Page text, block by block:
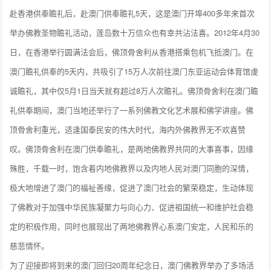
赴香港供奉瞻礼后，赴澳门供奉瞻礼5天，这是澳门开埠400多年来首次
举办佛教圣物瞻礼活动，莲岛数十万信众也有幸共沾法喜。2012年4月30
日，在香港举行圆满法会后，佛顶骨舍利从香港搭乘包机飞抵澳门。在
澳门瞻礼供奉的5天内，共吸引了15万人次前往澳门东亚运动会体育馆虔
诚瞻礼，其中仅5月1日当天就有超过8万人次瞻礼。佛顶骨舍利在澳门瞻
礼供奉期间，澳门当地还举行了一系列佛教文化艺术展和佛学讲座。佛
顶骨舍利重光，适逢国泰民安的伟大时代，海内外佛教界无不欢喜赞
叹。佛顶骨舍利在澳门供奉瞻礼，是两地佛教界共同的大事喜事，因缘
殊胜，千载一时，饱含着内地佛教界以及内地人民对澳门同胞的深情，
极大地增进了澳门的福祉善缘，促进了澳门社会的繁荣稳定，生动体现
了佛教对于加强中华民族凝聚力与向心力、促进祖国统一和维护社会稳
定的积极作用，同时也展现出了两地佛教界心系澳门安定，人民和乐的
慈悲情怀。
为了迎接即将到来的澳门回归20周年纪念日，澳门佛教界举办了多场活